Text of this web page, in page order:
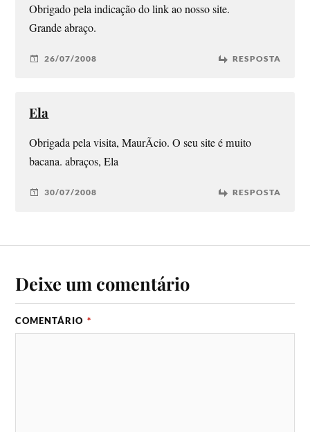
Obrigado pela indicação do link ao nosso site.
Grande abraço.
26/07/2008 RESPOSTA
Ela
Obrigada pela visita, MaurÃ­cio. O seu site é muito
bacana. abraços, Ela
30/07/2008 RESPOSTA
Deixe um comentário
COMENTÁRIO *